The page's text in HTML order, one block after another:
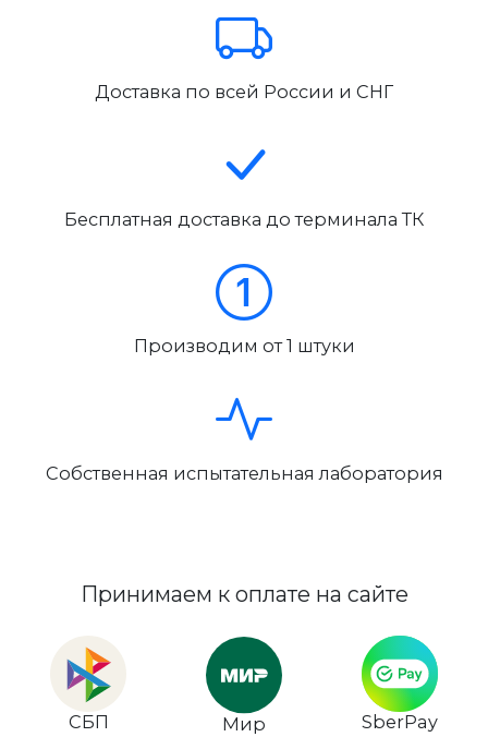
Доставка по всей России и СНГ
Бесплатная доставка до терминала ТК
Производим от 1 штуки
Собственная испытательная лаборатория
Принимаем к оплате на сайте
СБП Мир SberPay